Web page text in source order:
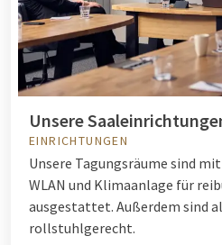
Unsere
EINRICHTUNGEN
Unsere Tagungsräume sind
WLAN und Klimaanlage für
ausgestattet. Außerdem sind
rollstuhlgerecht.